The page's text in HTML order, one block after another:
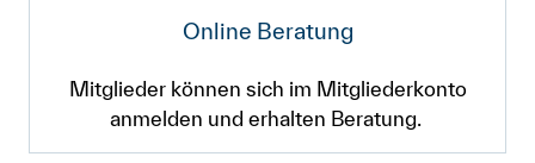
Online Beratung
Mitglieder können sich im Mitgliederkonto
anmelden und erhalten Beratung.